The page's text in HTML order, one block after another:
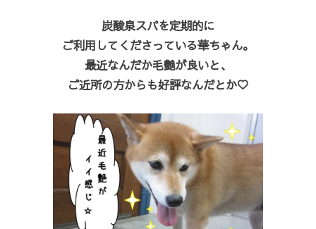
炭酸泉スパを定期的に
ご利用してくださっている華ちゃん。
最近なんだか毛艶が良いと、
ご近所の方からも好評なんだとか♡